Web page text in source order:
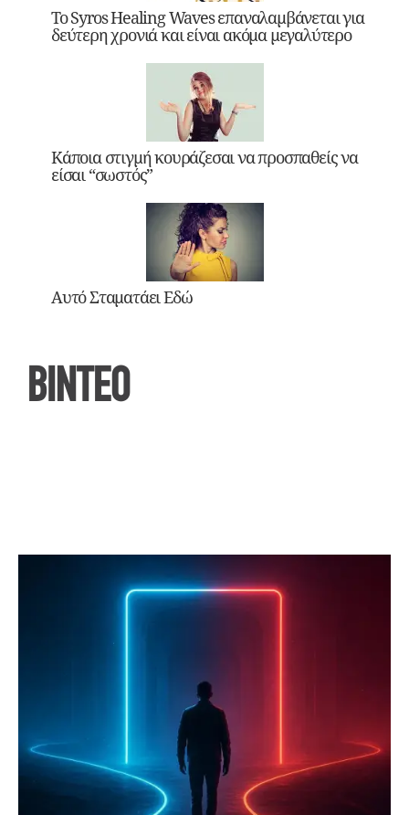
Το Syros Healing Waves επαναλαμβάνεται για
δεύτερη χρονιά και είναι ακόμα μεγαλύτερο
Κάποια στιγμή κουράζεσαι να προσπαθείς να
είσαι “σωστός”
Αυτό Σταματάει Εδώ
ΒΙΝΤΕΟ